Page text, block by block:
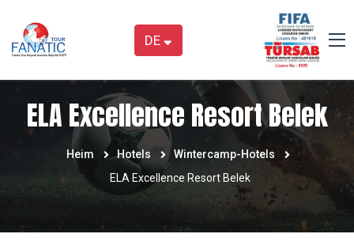
DE
ELA Excellence Resort Belek
Heim Hotels
Wintercamp-Hotels
ELA Excellence Resort Belek